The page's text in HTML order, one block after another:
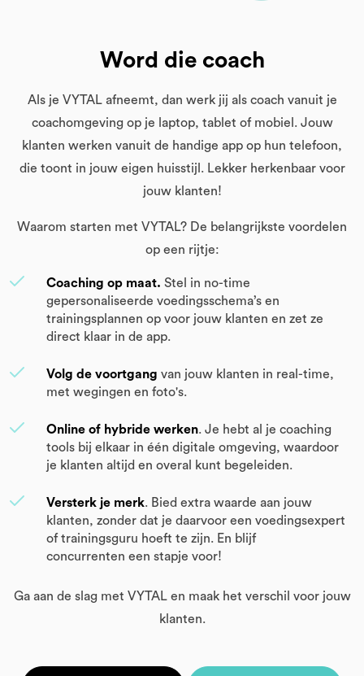
Word die coach
Als je VYTAL afneemt, dan werk jij als coach vanuit je
coachomgeving op je laptop, tablet of mobiel. Jouw
klanten werken vanuit de handige app op hun telefoon,
die toont in jouw eigen huisstijl. Lekker herkenbaar voor
jouw klanten!
Waarom starten met VYTAL? De belangrijkste voordelen
op een rijtje:
Coaching op maat. Stel in no-time
gepersonaliseerde voedingsschema’s en
trainingsplannen op voor jouw klanten en zet ze
direct klaar in de app.
Volg de voortgang van jouw klanten in real-time,
met wegingen en foto's.
Online of hybride werken. Je hebt al je coaching
tools bij elkaar in één digitale omgeving, waardoor
je klanten altijd en overal kunt begeleiden.
Versterk je merk. Bied extra waarde aan jouw
klanten, zonder dat je daarvoor een voedingsexpert
of trainingsguru hoeft te zijn. En blijf
concurrenten een stapje voor!
Ga aan de slag met VYTAL en maak het verschil voor jouw
klanten.